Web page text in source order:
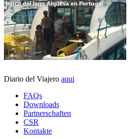
Diario del Viajero aqui
FAQs
Downloads
Partnerschaften
CSR
Kontakte